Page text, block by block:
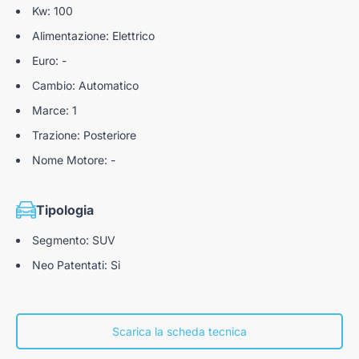
Reminder allacciamento cinture posteriori
Cinture di sicurezza anteriori con pretensionatore e
limitatore di forza
Blind Spot Detection (BSD)
Traffic Sign Recognition (TSR)
Intelligent speed limit (ISL)
Lane Keep Assist (LKA)
Lane Departure Warning (LDW)
Traction Control System (TCS)
Modalità di guida eco / comfort / sport / custom
Kw: 100
Alimentazione: Elettrico
Euro: -
Cambio: Automatico
Marce: 1
Trazione: Posteriore
Nome Motore: -
Tipologia
Segmento: SUV
Neo Patentati: Si
Scarica la scheda tecnica